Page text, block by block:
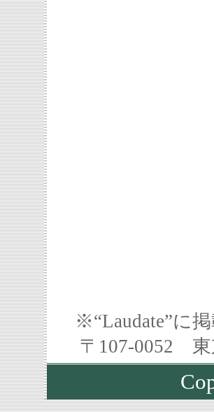
※“Laudate”に
〒107-0052